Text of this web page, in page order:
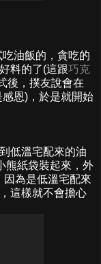
油飯的，貪吃的
料的了(這跟巧克
後，撲友說會在
恩)，於是就開始
低溫宅配來的油
熊紙袋裝起來，外
為是低溫宅配來
這樣就不會擔心